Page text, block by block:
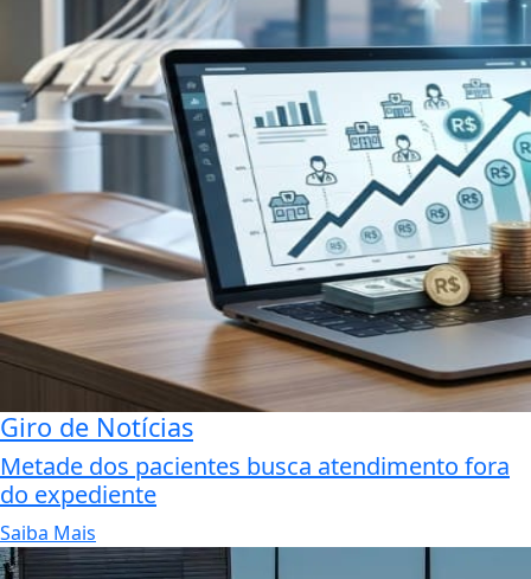
Giro de Notícias
Metade dos pacientes busca atendimento fora
do expediente
Saiba Mais